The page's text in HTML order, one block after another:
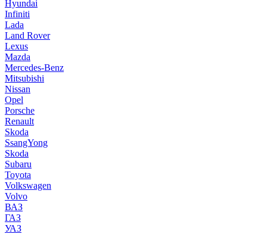
Hyundai
Infiniti
Lada
Land Rover
Lexus
Mazda
Mercedes-Benz
Mitsubishi
Nissan
Opel
Porsche
Renault
Skoda
SsangYong
Skoda
Subaru
Toyota
Volkswagen
Volvo
ВАЗ
ГАЗ
УАЗ